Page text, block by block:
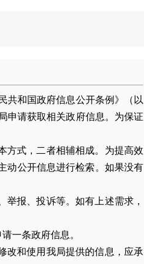
共和国政府信息公开条例》（以
申请获取相关政府信息。为保证
方式，二者相辅相成。为提高效
动公开信息进行检索。如果没有
报、投诉等。如有上述需求，
一条政府信息。
改和使用我局提供的信息，应承